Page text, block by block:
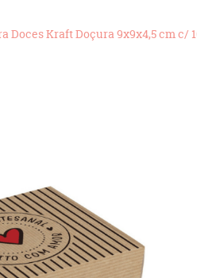
Doces Kraft Doçura 9x9x4,5 cm c/